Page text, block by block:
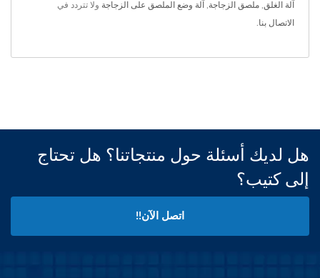
آلة الغلق ملصق الزجاجة آلة وضع الملصق على الزجاجة ولا تتردد في
الاتصال بنا
هل لديك أسئلة حول منتجاتنا؟ هل تحتاج
إلى كتيب؟
اتصل الآن!!